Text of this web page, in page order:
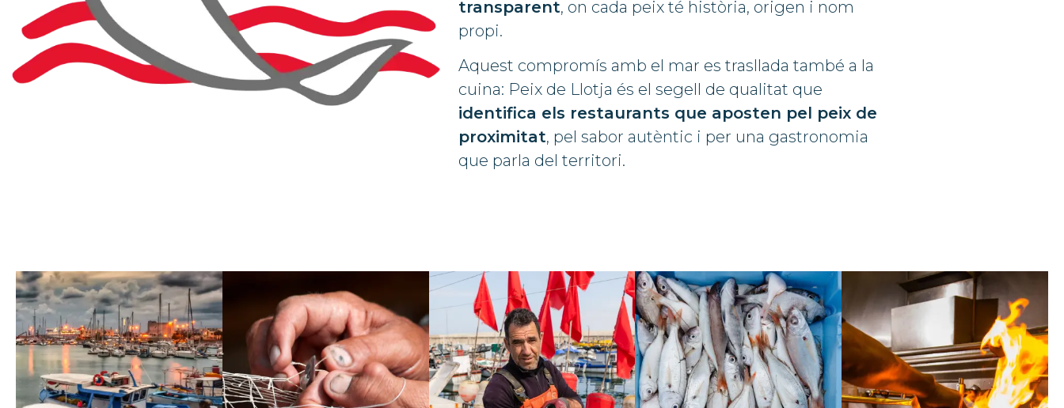
transparent, on cada peix té història, origen i nom
propi.
Aquest compromís amb el mar es trasllada també a la
cuina: Peix de Llotja és el segell de qualitat que
identifica els restaurants que aposten pel peix de
proximitat, pel sabor autèntic i per una gastronomia
que parla del territori.